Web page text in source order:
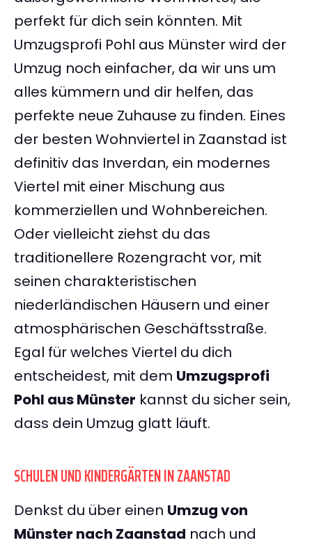
perfekt für dich sein könnten. Mit
Umzugsprofi Pohl aus Münster wird der
Umzug noch einfacher, da wir uns um
alles kümmern und dir helfen, das
perfekte neue Zuhause zu finden. Eines
der besten Wohnviertel in Zaanstad ist
definitiv das Inverdan, ein modernes
Viertel mit einer Mischung aus
kommerziellen und Wohnbereichen.
Oder vielleicht ziehst du das
traditionellere Rozengracht vor, mit
seinen charakteristischen
niederländischen Häusern und einer
atmosphärischen Geschäftsstraße.
Egal für welches Viertel du dich
entscheidest, mit dem Umzugsprofi
Pohl aus Münster kannst du sicher sein,
dass dein Umzug glatt läuft.
SCHULEN UND KINDERGÄRTEN IN ZAANSTAD
Denkst du über einen Umzug von
Münster nach Zaanstad nach und